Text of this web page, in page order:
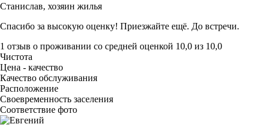
Станислав, хозяин жилья
Спасибо за высокую оценку! Приезжайте ещё. До встречи.
1 отзыв о проживании со средней оценкой 10,0 из 10,0
Чистота
Цена - качество
Качество обслуживания
Расположение
Своевременность заселения
Соответствие фото